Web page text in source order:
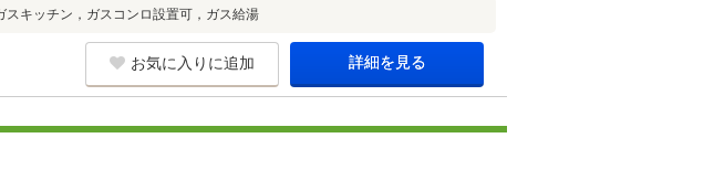
キッチン，ガスコンロ設置可，ガス給湯
お気に入りに追加 詳細を見る